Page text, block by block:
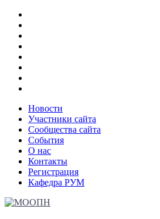
Перейти
содержанию
Новости
Участники сайта
Сообщества сайта
События
О нас
Контакты
Регистрация
Кафедра РУМ